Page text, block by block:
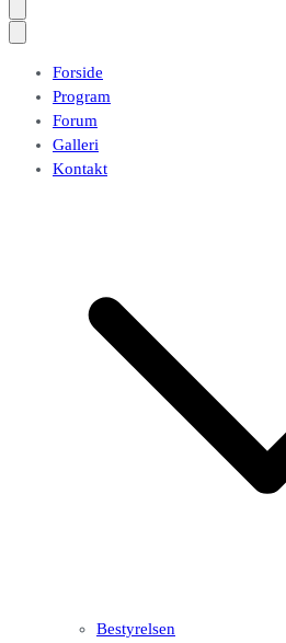
Forside
Program
Forum
Galleri
Kontakt
Bestyrelsen